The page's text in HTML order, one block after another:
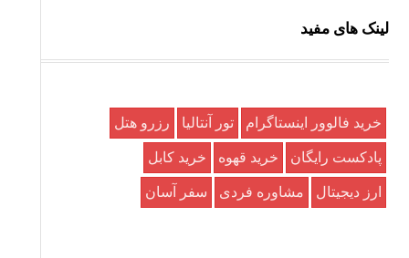
لینک های مفید
خرید فالوور اینستاگرام تور آنتالیا رزرو هتل
پادکست رایگان خرید قهوه خرید کابل
ارز دیجیتال مشاوره فردی سفر آسان